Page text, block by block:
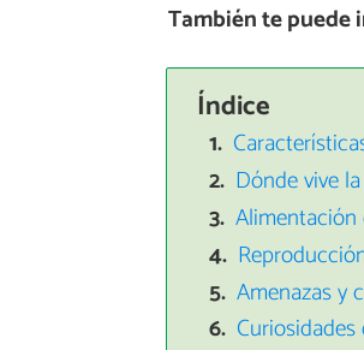
También te puede
Índice
Dónde vive
Amenazas y